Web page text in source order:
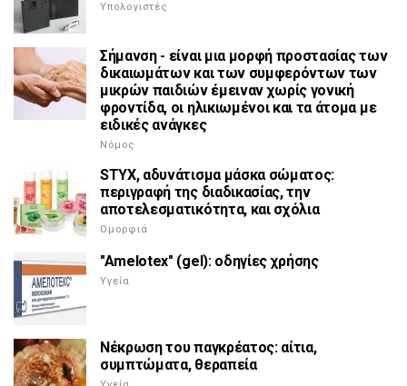
Υπολογιστές
Σήμανση - είναι μια μορφή προστασίας των
δικαιωμάτων και των συμφερόντων των
μικρών παιδιών έμειναν χωρίς γονική
φροντίδα, οι ηλικιωμένοι και τα άτομα με
ειδικές ανάγκες
Νόμος
STYX, αδυνάτισμα μάσκα σώματος:
περιγραφή της διαδικασίας, την
αποτελεσματικότητα, και σχόλια
Ομορφιά
"Amelotex" (gel): οδηγίες χρήσης
Υγεία
Νέκρωση του παγκρέατος: αίτια,
συμπτώματα, θεραπεία